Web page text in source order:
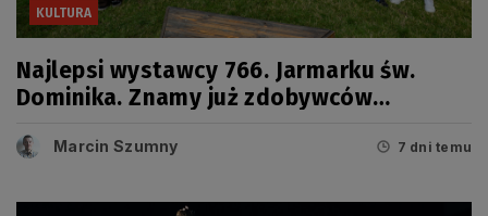
KULTURA
Najlepsi wystawcy 766. Jarmarku św.
Dominika. Znamy już zdobywców
Marcin Szumny 7 dni temu